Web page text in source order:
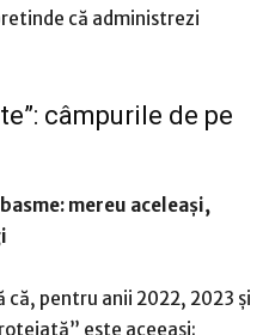
că administrezi
câmpurile de pe
mereu aceleași,
că, pentru anii 2022, 2023 și
este aceeași: